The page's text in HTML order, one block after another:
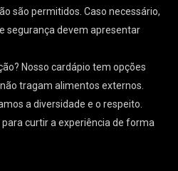
são permitidos. Caso necessário,
segurança devem apresentar
Nosso cardápio tem opções
tragam alimentos externos.
a diversidade e o respeito.
curtir a experiência de forma